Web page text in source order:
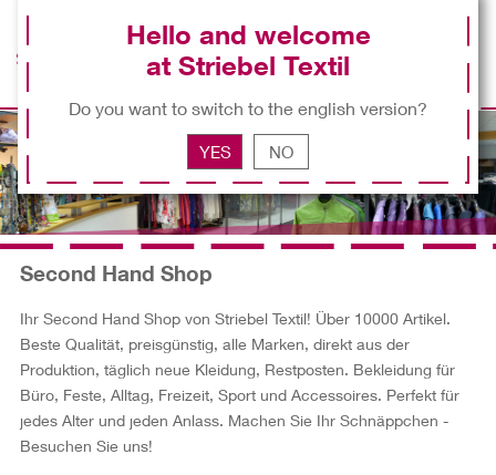
EN
Hello and welcome
at Striebel Textil
Do you want to switch to the english version?
YES NO
Second Hand Shop
Ihr Second Hand Shop von Striebel Textil! Über 10000 Artikel.
Beste Qualität, preisgünstig, alle Marken, direkt aus der
Produktion, täglich neue Kleidung, Restposten. Bekleidung für
Büro, Feste, Alltag, Freizeit, Sport und Accessoires. Perfekt für
jedes Alter und jeden Anlass. Machen Sie Ihr Schnäppchen -
Besuchen Sie uns!